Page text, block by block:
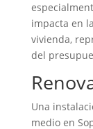
impacta en
vivienda,
del
Una
medio en